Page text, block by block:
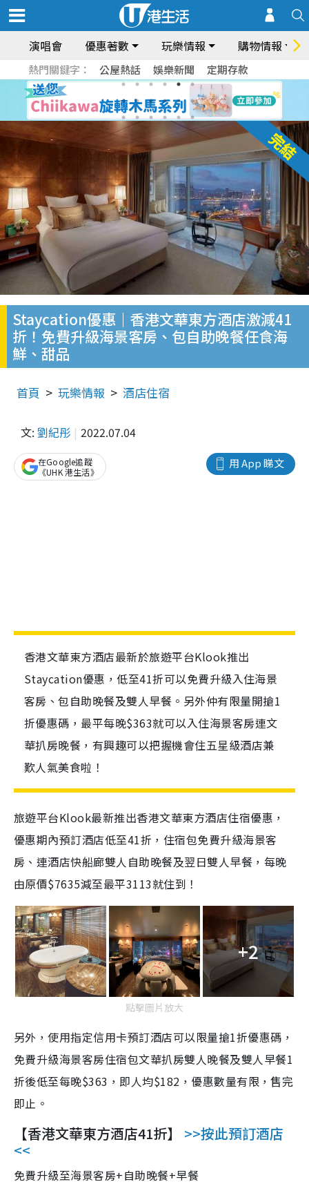
演唱會 優惠著數 玩樂情報 購物情報
熱門關鍵字： 公屋熱話 娛樂新聞 定期存款
Staycation優惠｜香港文華東方酒店激減41
折！免費升級海景客房、包自助晚餐任食海
鮮、甜品
首頁 玩樂情報 酒店住宿
文: 劉紀彤 2022.07.04
用 App 睇文
在Google追蹤
《UHK 港生活》
香港文華東方酒店最新於旅遊平台Klook推出
Staycation優惠，低至41折可以免費升級入住海景
客房、包自助晚餐及雙人早餐。另外仲有限量開搶1
折優惠碼，最平每晚$363就可以入住海景客房連文
華扒房晚餐，有興趣可以把握機會住五星級酒店兼
歎人氣美食啦！
旅遊平台Klook最新推出香港文華東方酒店住宿優惠，
優惠期內預訂酒店低至41折，住宿包免費升級海景客
房、連酒店快船廊雙人自助晚餐及翌日雙人早餐，每晚
由原價$7635減至最平3113就住到！
+2
點擊圖片放大
另外，使用指定信用卡預訂酒店可以限量搶1折優惠碼，
免費升級海景客房住宿包文華扒房雙人晚餐及雙人早餐1
折後低至每晚$363，即人均$182，優惠數量有限，售完
即止。
【香港文華東方酒店41折】
>>按此預訂酒店
<<
免費升級至海景客房+自助晚餐+早餐